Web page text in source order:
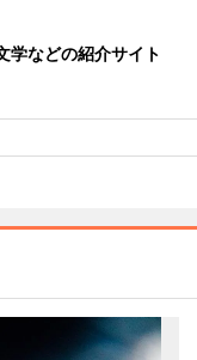
学などの紹介サイト